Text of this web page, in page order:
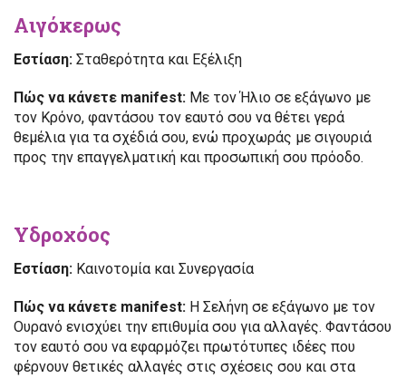
Αιγόκερως
Εστίαση: Σταθερότητα και Εξέλιξη
Πώς να κάνετε manifest: Με τον Ήλιο σε εξάγωνο με
τον Κρόνο, φαντάσου τον εαυτό σου να θέτει γερά
θεμέλια για τα σχέδιά σου, ενώ προχωράς με σιγουριά
προς την επαγγελματική και προσωπική σου πρόοδο.
Υδροχόος
Εστίαση: Καινοτομία και Συνεργασία
Πώς να κάνετε manifest: Η Σελήνη σε εξάγωνο με τον
Ουρανό ενισχύει την επιθυμία σου για αλλαγές. Φαντάσου
τον εαυτό σου να εφαρμόζει πρωτότυπες ιδέες που
φέρνουν θετικές αλλαγές στις σχέσεις σου και στα